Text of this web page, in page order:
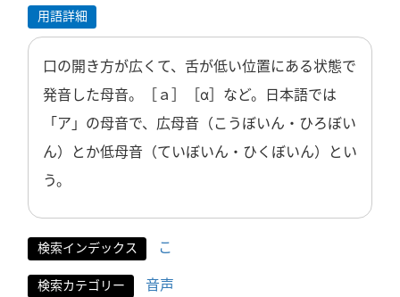
用語詳細
口の開き方が広くて、舌が低い位置にある状態で
発音した母音。［ａ］［ɑ］など。日本語では
「ア」の母音で、広母音（こうぼいん・ひろぼい
ん）とか低母音（ていぼいん・ひくぼいん）とい
う。
検索インデックス こ
検索カテゴリー 音声